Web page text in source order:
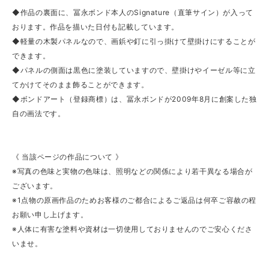
◆作品の裏面に、冨永ボンド本人のSignature（直筆サイン）が入って
おります。作品を描いた日付も記載しています。
◆軽量の木製パネルなので、画鋲や釘に引っ掛けて壁掛けにすることが
できます。
◆パネルの側面は黒色に塗装していますので、壁掛けやイーゼル等に立
てかけてそのまま飾ることができます。
◆ボンドアート（登録商標）は、冨永ボンドが2009年8月に創案した独
自の画法です。
《 当該ページの作品について 》
※写真の色味と実物の色味は、照明などの関係により若干異なる場合が
ございます。
※1点物の原画作品のためお客様のご都合によるご返品は何卒ご容赦の程
お願い申し上げます。
※人体に有害な塗料や資材は一切使用しておりませんのでご安心くださ
いませ。